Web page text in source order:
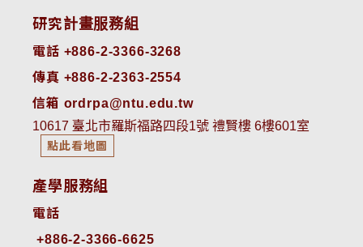
研究計畫服務組
電話 +886-2-3366-3268
傳真 +886-2-2363-2554
信箱 ordrpa@ntu.edu.tw
10617 臺北市羅斯福路四段1號 禮賢樓 6樓601室
點此看地圖
產學服務組
電話
+886-2-3366-6625